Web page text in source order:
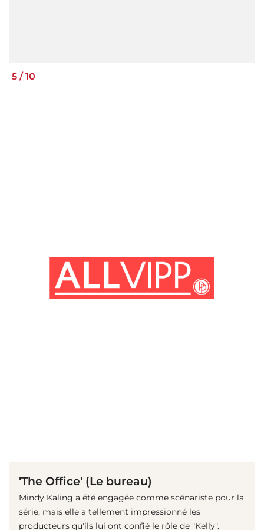
5 /10
'The Office' (Le bureau)
Mindy Kaling a été engagée comme scénariste pour la
série, mais elle a tellement impressionné les
producteurs qu'ils lui ont confié le rôle de "Kelly".